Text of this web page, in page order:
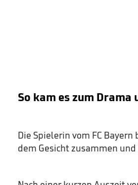
So kam es zum Drama
Die Spielerin vom FC
dem Gesicht zusammen